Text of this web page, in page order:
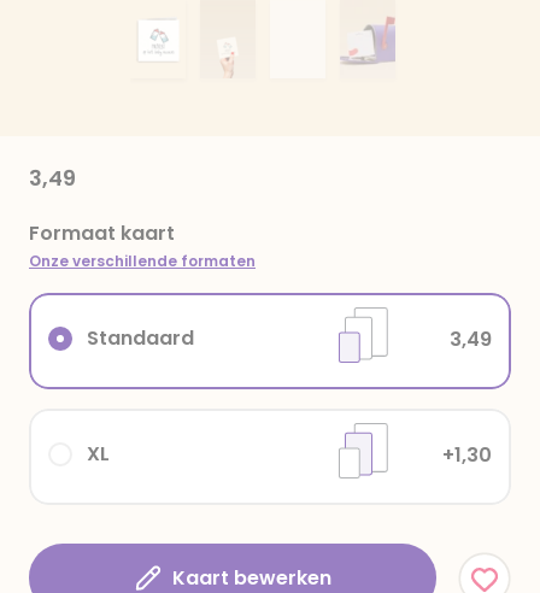
3,49
Formaat kaart
Onze verschillende formaten
XL +1,30
Standaard 3,49
Kaart bewerken